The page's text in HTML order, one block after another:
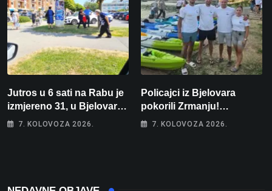
Jutros u 6 sati na Rabu je
izmjereno 31, u Bjelovaru
malo više od 25. Stiže nam
7. KOLOVOZA 2026.
Policajci iz Bjelovara
pokorili Zrmanju!
Magdalena i Tomislav
7. KOLOVOZA 2026.